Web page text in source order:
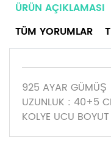
ÜRÜN AÇIKLAMASI
TÜM YORUMLAR
925 AYAR GÜMÜŞ
UZUNLUK : 40+5
KOLYE UCU